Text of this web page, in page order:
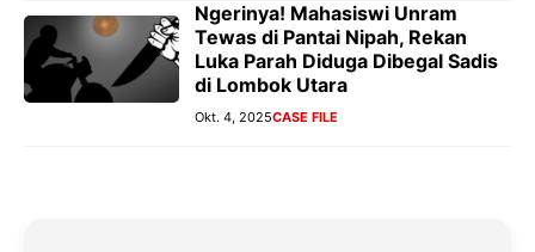
Ngerinya! Mahasiswi Unram
Tewas di Pantai Nipah, Rekan
Luka Parah Diduga Dibegal Sadis
di Lombok Utara
Okt. 4, 2025CASE FILE